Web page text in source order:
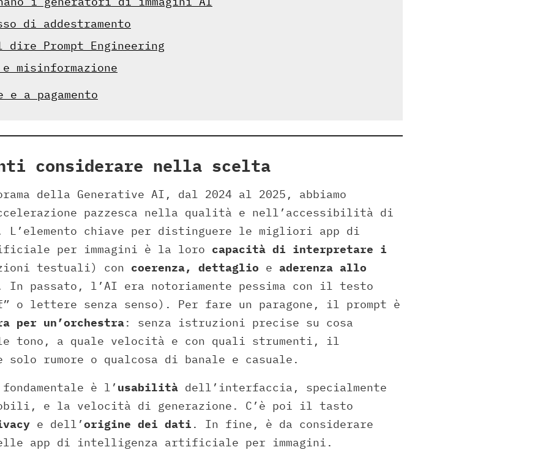
di addestramento
dire Prompt Engineering
e misinformazione
a pagamento
considerare nella scelta
della Generative AI, dal 2024 al 2025, abbiamo
pazzesca nella qualità e nell’accessibilità di
L’elemento chiave per distinguere le migliori app di
per immagini è la loro capacità di interpretare i
testuali) con coerenza, dettaglio e aderenza allo
In passato, l’AI era notoriamente pessima con il testo
o lettere senza senso). Per fare un paragone, il prompt è
per un’orchestra: senza istruzioni precise su cosa
tono, a quale velocità e con quali strumenti, il
rumore o qualcosa di banale e casuale.
è l’ usabilità dell’interfaccia, specialmente
e la velocità di generazione. C’è poi il tasto
e dell’origine dei dati . In fine, è da considerare
app di intelligenza artificiale per immagini.